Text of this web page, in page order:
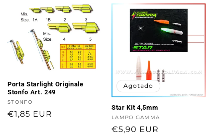
Porta Starlight Originale
Stonfo Art. 249
Proveedor:
STONFO
Precio
€1,85 EUR
Agotado
Star Kit 4,5mm
Proveedor:
LAMPO GAMMA
Precio
€5,90 EUR